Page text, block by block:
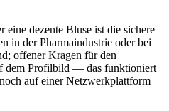
dezente Bluse ist die sichere
in der Pharmaindustrie oder bei
offener Kragen für den
dem Profilbild — das funktioniert
auf einer Netzwerkplattform